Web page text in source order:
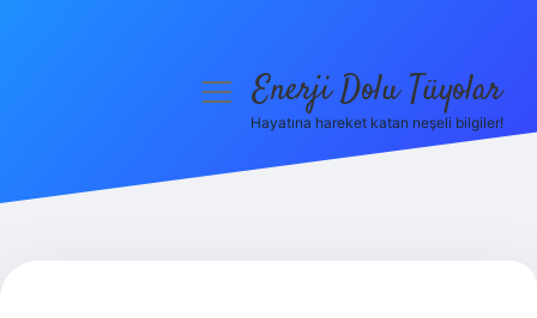
menüyüEnerji Dolu Tüyolar
Hayatına hareket katan neşeli bilgiler!